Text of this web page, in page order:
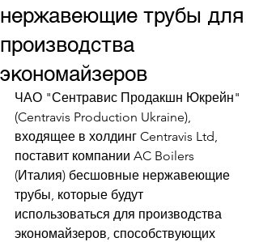
нержавеющие трубы для
производства
экономайзеров
ЧАО "Сентравис Продакшн Юкрейн"
(Centravis Production Ukraine),
входящее в холдинг Centravis Ltd,
поставит компании AC Boilers
(Италия) бесшовные нержавеющие
трубы, которые будут
использоваться для производства
экономайзеров, способствующих